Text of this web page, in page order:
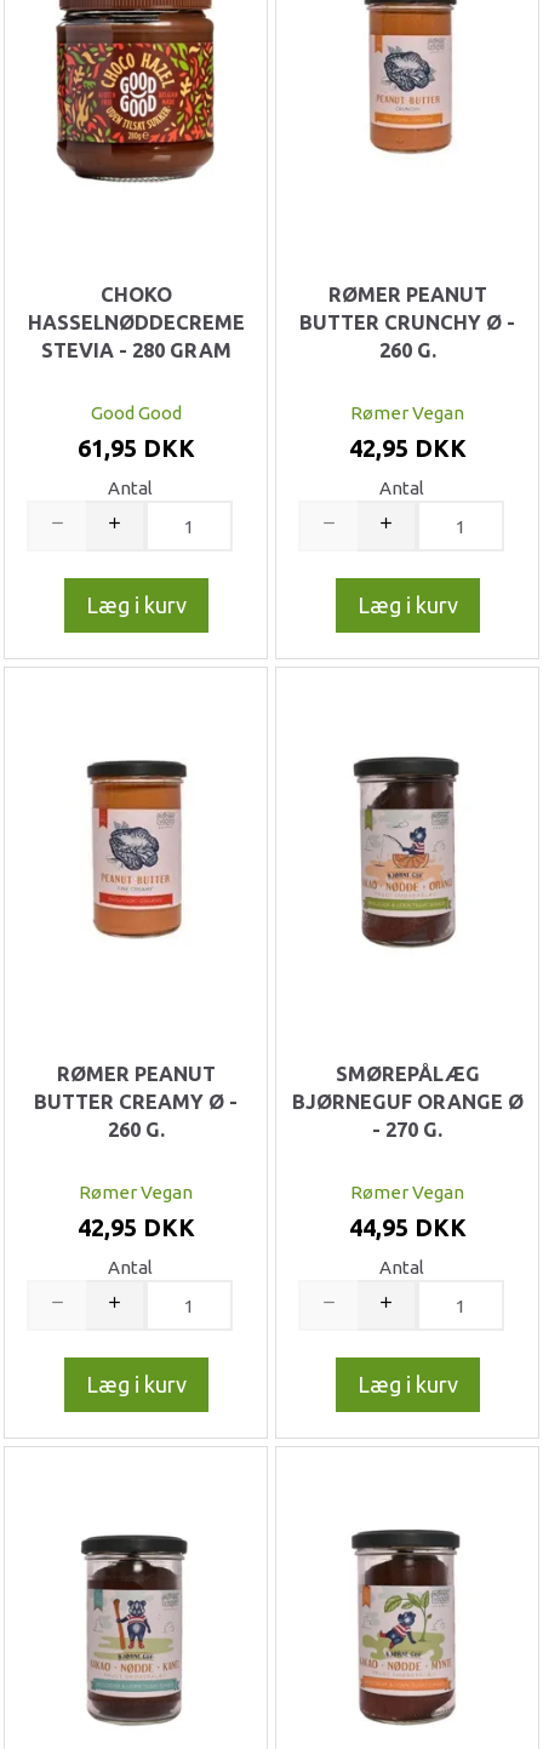
CHOKO
HASSELNØDDECREME
STEVIA - 280 GRAM
Good Good
61,95 DKK
Antal
Læg i kurv
RØMER PEANUT
BUTTER CRUNCHY Ø -
260 G.
Rømer Vegan
42,95 DKK
Antal
Læg i kurv
RØMER PEANUT
BUTTER CREAMY Ø -
260 G.
Rømer Vegan
42,95 DKK
Antal
Læg i kurv
SMØREPÅLÆG
BJØRNEGUF ORANGE Ø
- 270 G.
Rømer Vegan
44,95 DKK
Antal
Læg i kurv